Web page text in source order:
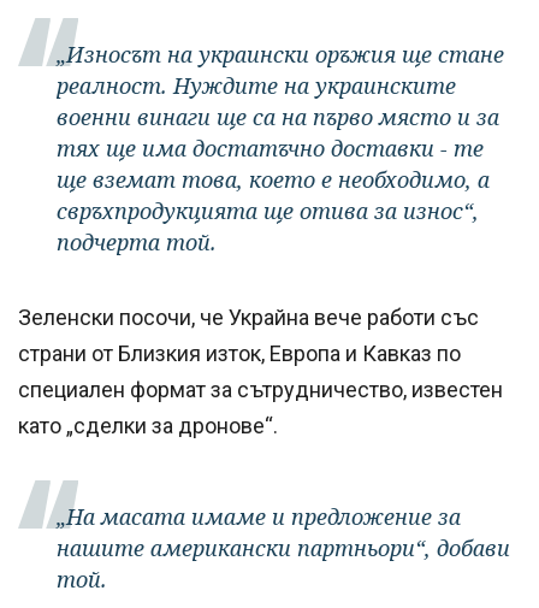
„Износът на украински оръжия ще стане
реалност. Нуждите на украинските
военни винаги ще са на първо място и за
тях ще има достатъчно доставки - те
ще вземат това, което е необходимо, а
свръхпродукцията ще отива за износ“,
подчерта той.
Зеленски посочи, че Украйна вече работи със
страни от Близкия изток, Европа и Кавказ по
специален формат за сътрудничество, известен
като „сделки за дронове“.
„На масата имаме и предложение за
нашите американски партньори“, добави
той.